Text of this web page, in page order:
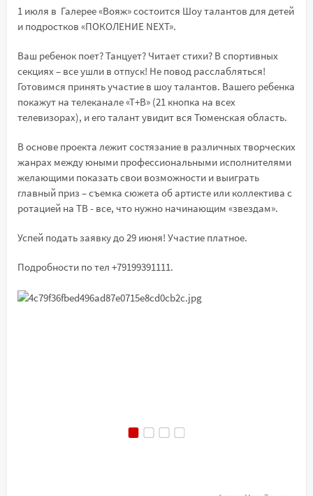
1 июля в Галерее «Вояж» состоится Шоу талантов для детей
и подростков «ПОКОЛЕНИЕ NEXT».
Ваш ребенок поет? Танцует? Читает стихи? В спортивных
секциях – все ушли в отпуск! Не повод расслабляться!
Готовимся принять участие в шоу талантов. Вашего ребенка
покажут на телеканале «Т+В» (21 кнопка на всех
телевизорах), и его талант увидит вся Тюменская область.
В основе проекта лежит состязание в различных творческих
жанрах между юными профессиональными исполнителями
желающими показать свои возможности и выиграть
главный приз – съемка сюжета об артисте или коллектива с
ротацией на ТВ - все, что нужно начинающим «звездам».
Успей подать заявку до 29 июня! Участие платное.
Подробности по тел +79199391111.